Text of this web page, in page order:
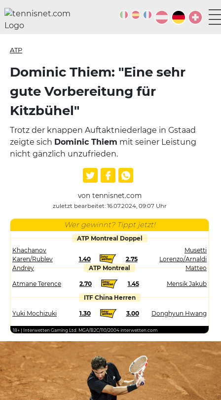
ATP
Dominic Thiem: "Eine sehr
gute Vorbereitung für
Kitzbühel"
Trotz der knappen Auftaktniederlage in Gstaad
zeigte sich Dominic Thiem mit seiner Leistung
nicht gänzlich unzufrieden.
von tennisnet.com
zuletzt bearbeitet: 16.07.2024, 09:07 Uhr
Wer gewinnt? Tippt jetzt!
ATP Montreal Doppel
Khachanov
Karen/Rublev
Andrey
1.40 2.75
Musetti
Lorenzo/Arnaldi
Matteo
ATP Montreal
Atmane Terence 2.70 1.45
Mensik Jakub
ITF China Herren
Yuki Mochizuki 1.30 3.00 Donghyun Hwang
18+ | Interwetten Gaming Ltd. MGA/B2C/110/2004 interwetten.com